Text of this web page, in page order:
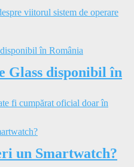
viitorul sistem de operare
Glass disponibil în
fi cumpărat oficial doar în
un Smartwatch?